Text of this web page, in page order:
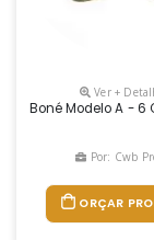
Ver +
Boné Modelo A - 6
Por: Cwb
ORÇAR